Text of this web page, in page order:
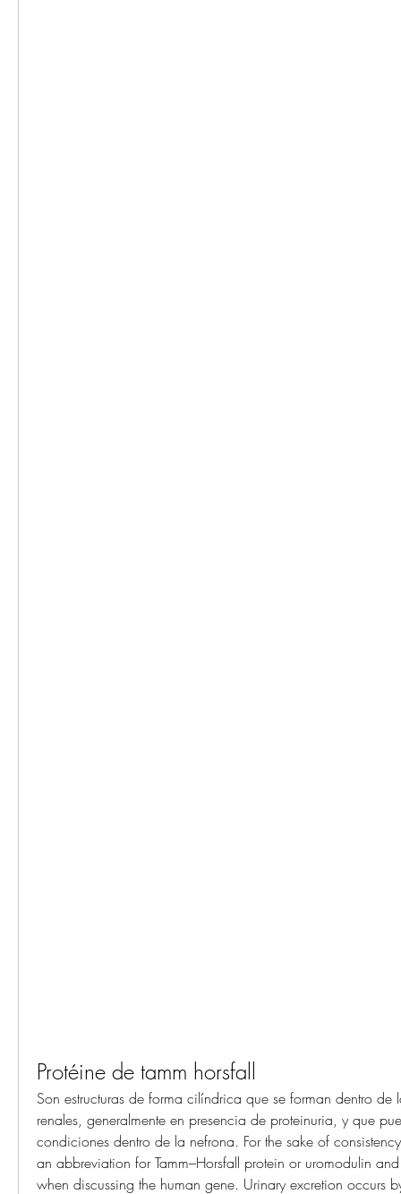
Protéine de tamm horsfall
Son estructuras de forma cilíndrica que se forman dentro de
renales, generalmente en presencia de proteinuria, y que
condiciones dentro de la nefrona. For the sake of
an abbreviation for Tamm–Horsfall protein or uromodulin
when discussing the human gene. Urinary excretion occurs